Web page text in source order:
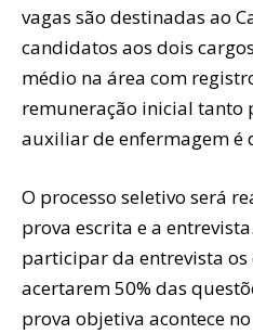
vagas são destinadas ao
candidatos aos dois
médio na área com registro
remuneração inicial tanto
auxiliar de enfermagem é
O processo seletivo será
prova escrita e a
participar da entrevista
acertarem 50% das
prova objetiva acontece